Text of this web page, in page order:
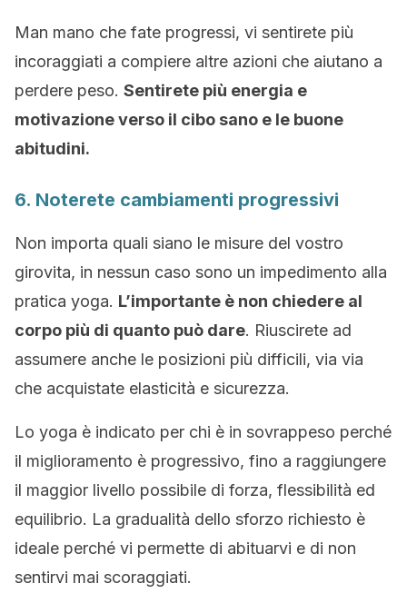
Man mano che fate progressi, vi sentirete più
incoraggiati a compiere altre azioni che aiutano a
perdere peso. Sentirete più energia e
motivazione verso il cibo sano e le buone
abitudini.
6. Noterete cambiamenti progressivi
Non importa quali siano le misure del vostro
girovita, in nessun caso sono un impedimento alla
pratica yoga. L’importante è non chiedere al
corpo più di quanto può dare. Riuscirete ad
assumere anche le posizioni più difficili, via via
che acquistate elasticità e sicurezza.
Lo yoga è indicato per chi è in sovrappeso perché
il miglioramento è progressivo, fino a raggiungere
il maggior livello possibile di forza, flessibilità ed
equilibrio. La gradualità dello sforzo richiesto è
ideale perché vi permette di abituarvi e di non
sentirvi mai scoraggiati.